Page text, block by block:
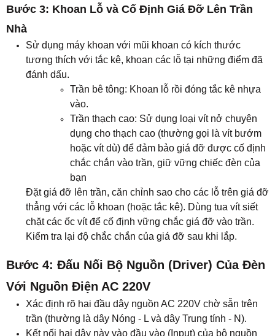
Bước 3: Khoan Lỗ và Cố Định Giá Đỡ Lên Trần
Nhà
Sử dụng máy khoan với mũi khoan có kích thước
tương thích với tắc kê, khoan các lỗ tại những điểm đã
đánh dấu.
Trần bê tông: Khoan lỗ rồi đóng tắc kê nhựa
vào.
Trần thạch cao: Sử dụng loại vít nở chuyên
dụng cho thạch cao (thường gọi là vít bướm
hoặc vít dù) để đảm bảo giá đỡ được cố định
chắc chắn vào trần, giữ vững chiếc đèn của
bạn
Đặt giá đỡ lên trần, căn chỉnh sao cho các lỗ trên giá đỡ
thẳng với các lỗ khoan (hoặc tắc kê). Dùng tua vít siết
chặt các ốc vít để cố định vững chắc giá đỡ vào trần.
Kiểm tra lại độ chắc chắn của giá đỡ sau khi lắp.
Bước 4: Đấu Nối Bộ Nguồn (Driver) Của Đèn
Với Nguồn Điện AC 220V
Xác định rõ hai đầu dây nguồn AC 220V chờ sẵn trên
trần (thường là dây Nóng - L và dây Trung tính - N).
Kết nối hai dây này vào đầu vào (Input) của bộ nguồn